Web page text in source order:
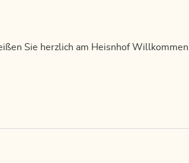
Sie herzlich am Heisnhof Willkommen.